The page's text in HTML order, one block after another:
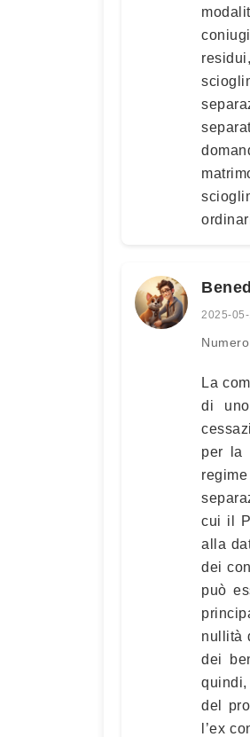
2025-
La
di
per la
cui il
alla
dei
può
nullità
dei
del
l’ex